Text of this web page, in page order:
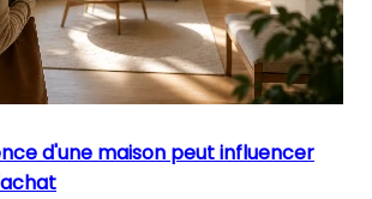
d'une maison peut influencer